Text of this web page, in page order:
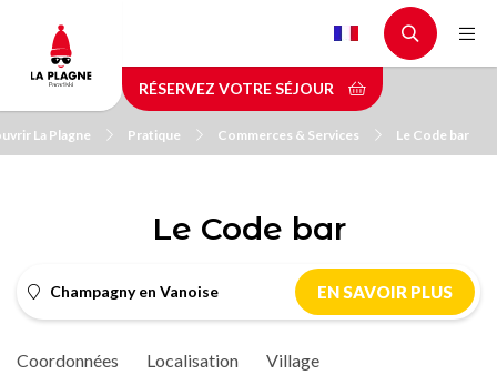
contenu
principal
RÉSERVEZ VOTRE SÉJOUR
La Plagne Pratique Commerces & Services Le Code bar
Le Code bar
Champagny en Vanoise EN SAVOIR PLUS
Coordonnées Localisation Village